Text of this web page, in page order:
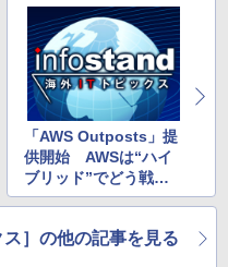
「AWS Outposts」提
供開始 AWSは“ハイ
ブリッド”でどう戦
う？
］の他の記事を見る